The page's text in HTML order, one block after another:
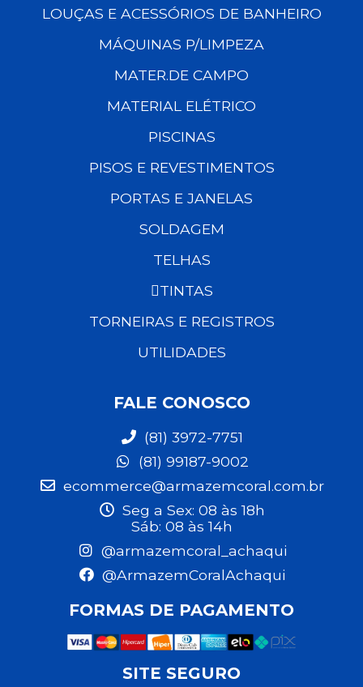
LOUÇAS E ACESSÓRIOS DE BANHEIRO
MÁQUINAS P/LIMPEZA
MATER.DE CAMPO
MATERIAL ELÉTRICO
PISCINAS
PISOS E REVESTIMENTOS
PORTAS E JANELAS
SOLDAGEM
TELHAS
TINTAS
TORNEIRAS E REGISTROS
UTILIDADES
FALE CONOSCO
(81) 3972-7751
(81) 99187-9002
ecommerce@armazemcoral.com.br
Seg a Sex: 08 às 18h
Sáb: 08 às 14h
@armazemcoral_achaqui
@ArmazemCoralAchaqui
FORMAS DE PAGAMENTO
SITE SEGURO